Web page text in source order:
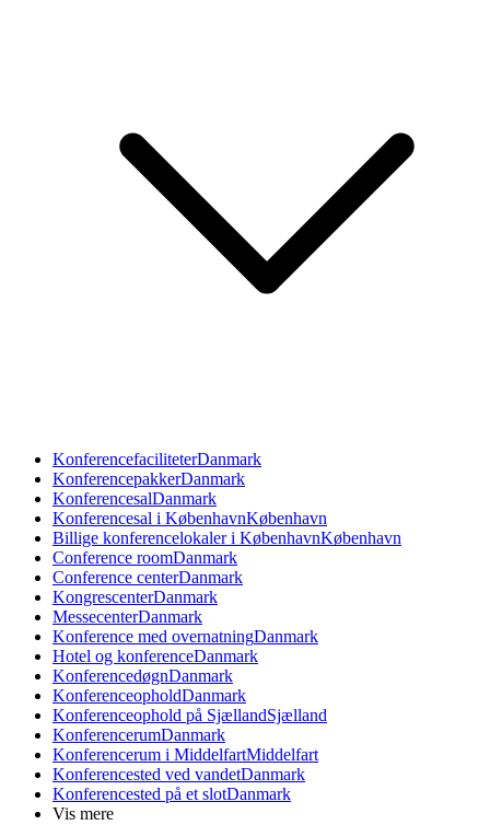
KonferencefaciliteterDanmark
KonferencepakkerDanmark
KonferencesalDanmark
Konferencesal i KøbenhavnKøbenhavn
Billige konferencelokaler i KøbenhavnKøbenhavn
Conference roomDanmark
Conference centerDanmark
KongrescenterDanmark
MessecenterDanmark
Konference med overnatningDanmark
Hotel og konferenceDanmark
KonferencedøgnDanmark
KonferenceopholdDanmark
Konferenceophold på SjællandSjælland
KonferencerumDanmark
Konferencerum i MiddelfartMiddelfart
Konferencested ved vandetDanmark
Konferencested på et slotDanmark
Vis mere